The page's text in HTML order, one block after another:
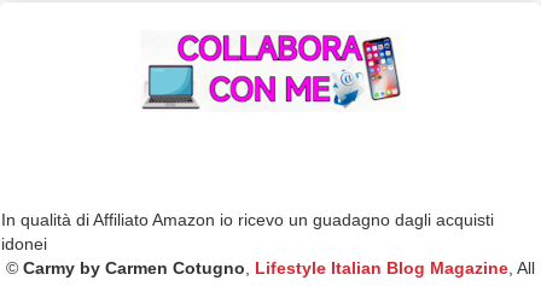
In qualità di Affiliato Amazon io ricevo un guadagno dagli acquisti
idonei
© Carmy by Carmen Cotugno, Lifestyle Italian Blog Magazine, All